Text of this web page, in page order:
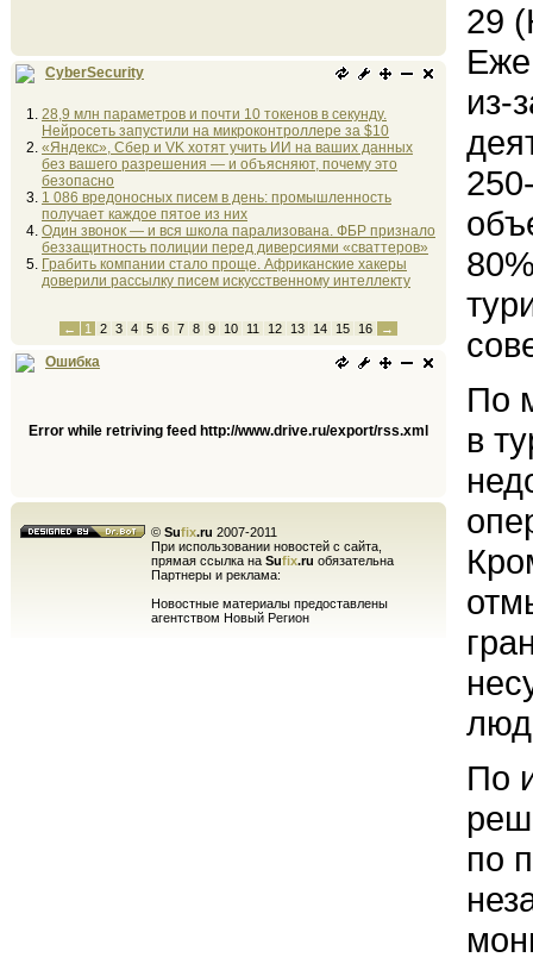
CyberSecurity
28,9 млн параметров и почти 10 токенов в секунду.
Нейросеть запустили на микроконтроллере за $10
«Яндекс», Сбер и VK хотят учить ИИ на ваших данных
без вашего разрешения — и объясняют, почему это
безопасно
1 086 вредоносных писем в день: промышленность
получает каждое пятое из них
Один звонок — и вся школа парализована. ФБР признало
беззащитность полиции перед диверсиями «сваттеров»
Грабить компании стало проще. Африканские хакеры
доверили рассылку писем искусственному интеллекту
← 1 2 3 4 5 6 7 8 9 10 11 12 13 14 15 16 →
Ошибка
Error while retriving feed http://www.drive.ru/export/rss.xml
© Sufix.ru 2007-2011
При использовании новостей с сайта,
прямая ссылка на Sufix.ru обязательна
Партнеры и реклама:
Новостные материалы предоставлены
агентством Новый Регион
29
из-
По
в
По
по